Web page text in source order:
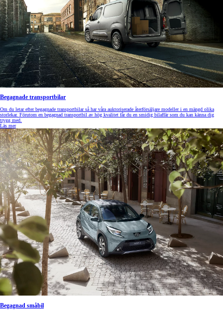
Begagnade transportbilar
Om du letar efter begagnade transportbilar så har våra auktoriserade återförsäljare modeller i en mängd olika
storlekar. Förutom en begagnad transportbil av hög kvalitet får du en smidig bilaffär som du kan känna dig
trygg med.
Läs mer
Begagnad småbil